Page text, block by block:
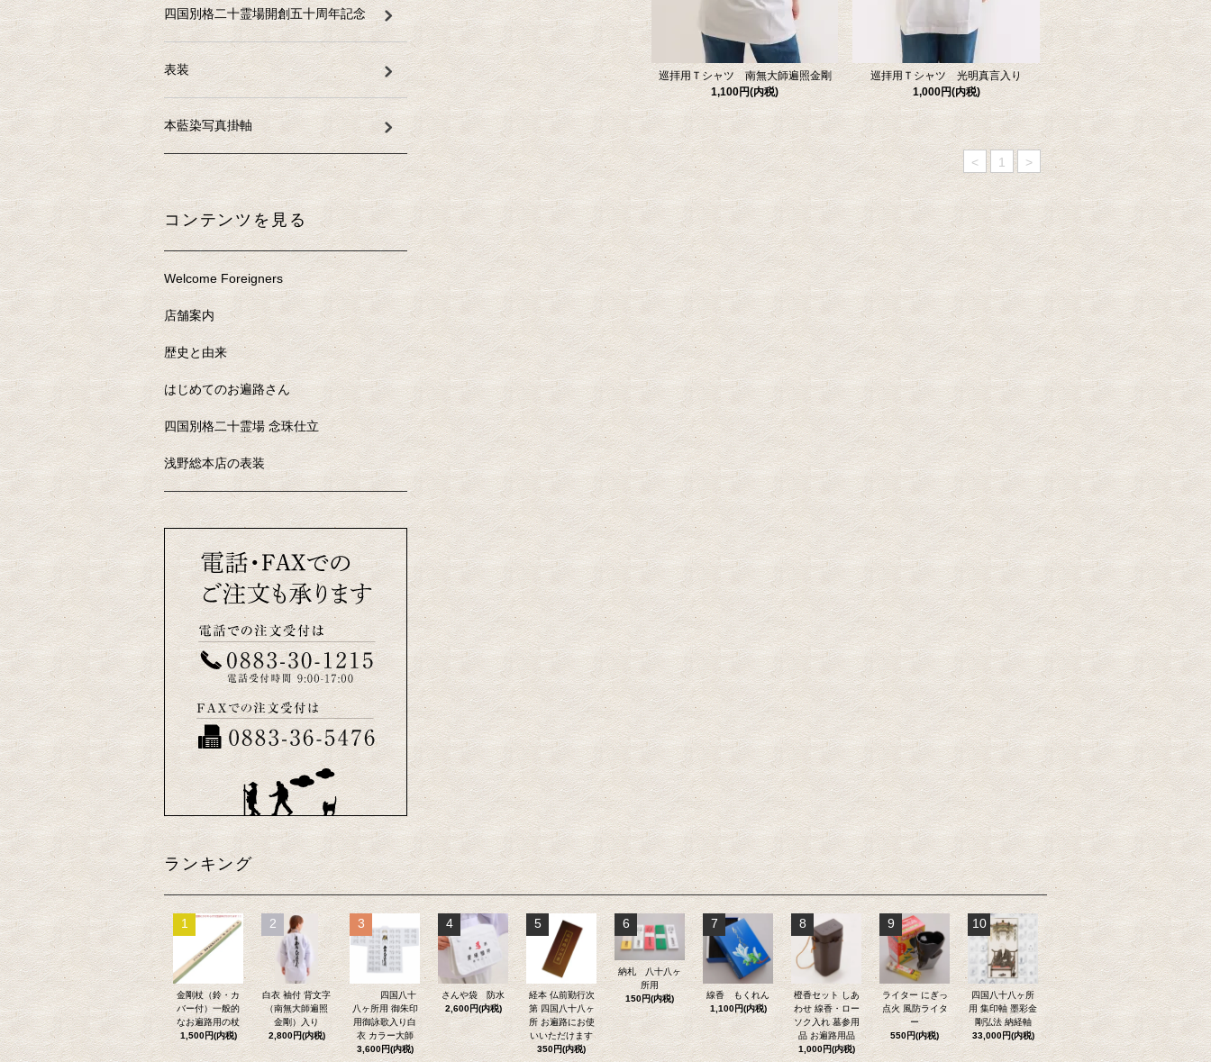
巡拝用Ｔシャツ 南無大師遍照金剛
1,100円(内税)
巡拝用Ｔシャツ 光明真言入り
1,000円(内税)
< 1 >
四国別格二十霊場開創五十周年記念
表装
本藍染写真掛軸
コンテンツを見る
Welcome Foreigners
店舗案内
歴史と由来
はじめてのお遍路さん
四国別格二十霊場 念珠仕立
浅野総本店の表装
ランキング
1
金剛杖（鈴・カ
バー付）一般的
なお遍路用の杖
1,500円(内税)
2
白衣 袖付 背文字
（南無大師遍照
金剛）入り
2,800円(内税)
3
四国八十
八ヶ所用 御朱印
用御詠歌入り白
衣 カラー大師
3,600円(内税)
4
さんや袋 防水
2,600円(内税)
5
経本 仏前勤行次
第 四国八十八ヶ
所 お遍路にお使
いいただけます
350円(内税)
6
納札 八十八ヶ
所用
150円(内税)
7
線香 もくれん
1,100円(内税)
8
橙香セット しあ
わせ 線香・ロー
ソク入れ 墓参用
品 お遍路用品
1,000円(内税)
9
ライター にぎっ
点火 風防ライタ
ー
550円(内税)
10
四国八十八ヶ所
用 集印軸 墨彩金
剛弘法 納経軸
33,000円(内税)